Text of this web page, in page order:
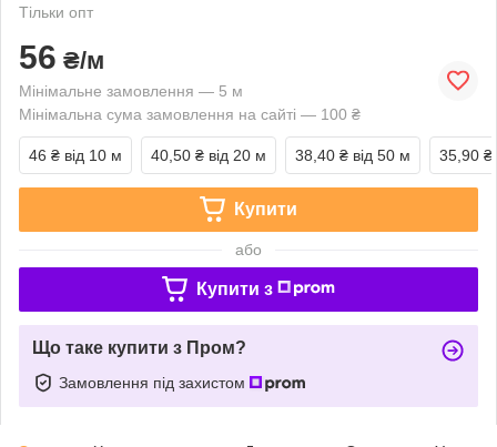
Тільки опт
56 ₴/м
Мінімальне замовлення — 5 м
Мінімальна сума замовлення на сайті — 100 ₴
46 ₴ від 10 м 40,50 ₴ від 20 м 38,40 ₴ від 50 м 35,90 ₴
Купити
або
Купити з
Що таке купити з Пром?
Замовлення під захистом